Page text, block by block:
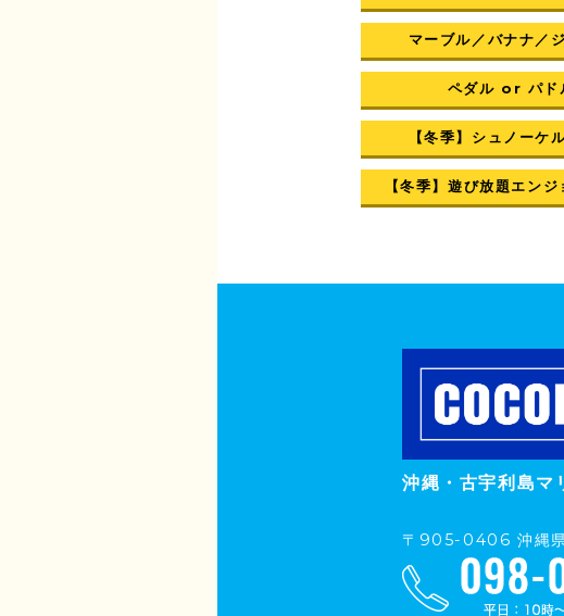
マーブル／バナナ／
ペダル or パド
【冬季】シュノーケ
【冬季】遊び放題エン
沖縄・古宇利島マ
〒905-0406 沖縄県